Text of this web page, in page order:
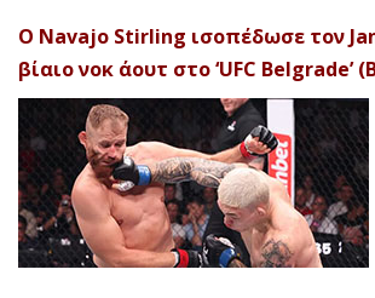
Ο Navajo Stirling ισοπέδωσε τον
βίαιο νοκ άουτ στο ‘UFC Belgrade’